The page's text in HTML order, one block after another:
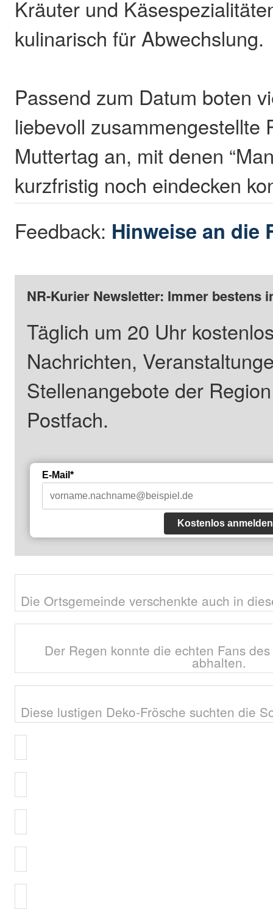
Kräuter und
kulinarisch für Abwechslung.
Passend zum Datum boten
liebevoll zusammengestellte
Muttertag an, mit denen
kurzfristig noch eindecken
Feedback: Hinweise an die
NR-Kurier Newsletter: Immer bestens
Täglich um 20 Uhr
Nachrichten,
Stellenangebote der
Postfach.
E-Mail*
Kostenlos anmelden
Die Ortsgemeinde verschenkte auch in
Der Regen konnte die echten Fans
abhalten.
Diese lustigen Deko-Frösche suchten die